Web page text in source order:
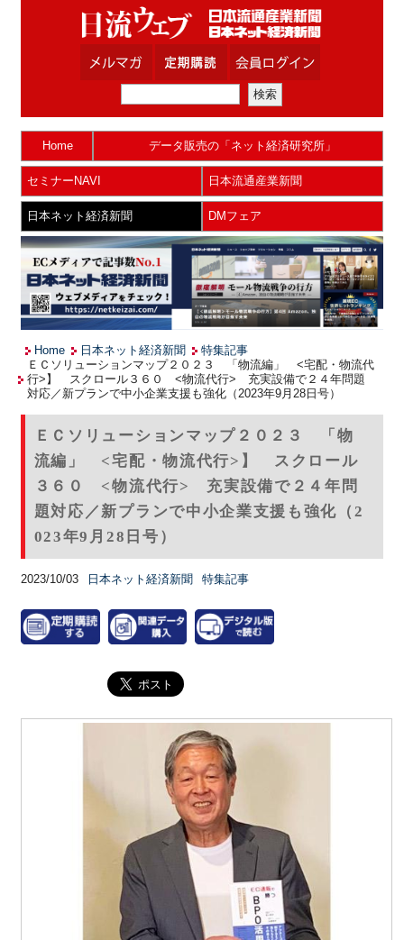
Home データ販売の「ネット経済研究所」
セミナーNAVI 日本流通産業新聞
日本ネット経済新聞 DMフェア
Home 日本ネット経済新聞
特集記事
ＥＣソリューションマップ２０２３ 「物流編」 <宅配・物流代
行>】 スクロール３６０ <物流代行> 充実設備で２４年問題
対応／新プランで中小企業支援も強化（2023年9月28日号）
ＥＣソリューションマップ２０２３ 「物
流編」 <宅配・物流代行>】 スクロール
３６０ <物流代行> 充実設備で２４年問
題対応／新プランで中小企業支援も強化（2
023年9月28日号）
2023/10/03 日本ネット経済新聞 特集記事